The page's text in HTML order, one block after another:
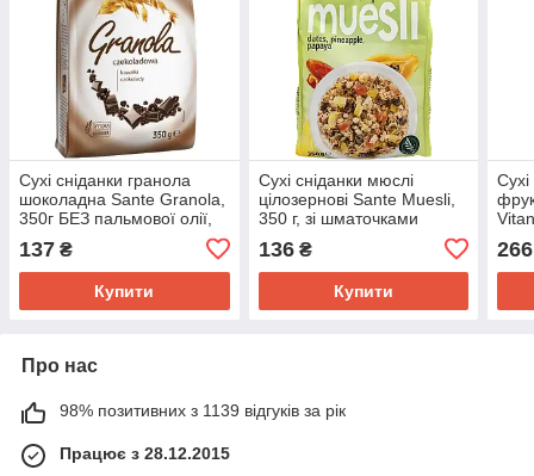
Сухі сніданки гранола
шоколадна Sante Granola,
350г БЕЗ пальмової олії,
137 ₴
Купити
Сухі сніданки мюслі
цілозернові Sante Muesli,
350 г, зі шматочками
тропічних фруктів, мюслі з
горіхами, кранчі
136₴
Купити
266
Про нас
98% позитивних з 1139 відгуків за рік
Працює з 28.12.2015